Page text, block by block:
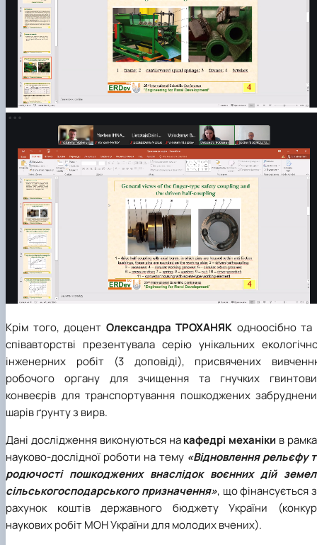
Крім того, доцент Олександра ТРОХАНЯК одноосібно та
співавторстві презентувала серію унікальних
інженерних робіт (3 доповіді), присвячених
робочого органу для зчищення та гнучких
конвеєрів для транспортування пошкоджених
шарів ґрунту з вирв.
Дані дослідження виконуються накафедрі механіки в
науково-дослідної роботи на тему «Відновлення рельєфу
родючості пошкоджених внаслідок воєнних дій
сільськогосподарського призначення», що фінансується
рахунок коштів державного бюджету України
наукових робіт МОН України для молодих вчених).